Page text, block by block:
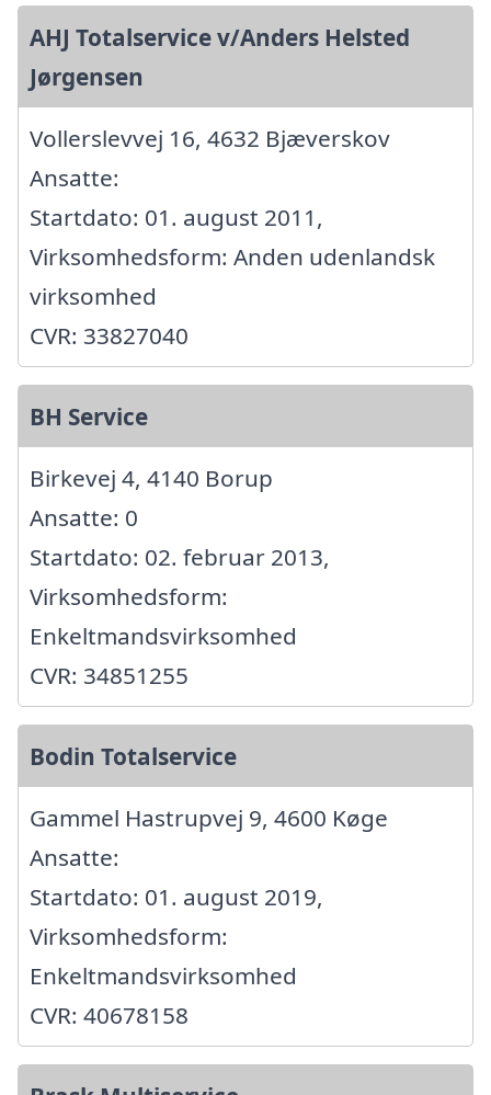
AHJ Totalservice v/Anders Helsted
Jørgensen
Vollerslevvej 16, 4632 Bjæverskov
Ansatte:
Startdato: 01. august 2011,
Virksomhedsform: Anden udenlandsk
virksomhed
CVR: 33827040
BH Service
Birkevej 4, 4140 Borup
Ansatte: 0
Startdato: 02. februar 2013,
Virksomhedsform:
Enkeltmandsvirksomhed
CVR: 34851255
Bodin Totalservice
Gammel Hastrupvej 9, 4600 Køge
Ansatte:
Startdato: 01. august 2019,
Virksomhedsform:
Enkeltmandsvirksomhed
CVR: 40678158